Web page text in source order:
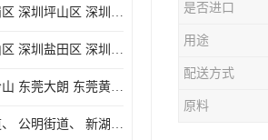
深圳龙岗区 深圳坪山区 深圳光明区 深圳龙华区
深圳南山区 深圳盐田区 深圳福田区 深圳罗湖区 深圳龙岗区
东莞大岭山 东莞大朗 东莞黄江 东莞樟木头 蔬菜配送
光明街道、 公明街道、 新湖街道、
是否进口
用途
配送方式
原料